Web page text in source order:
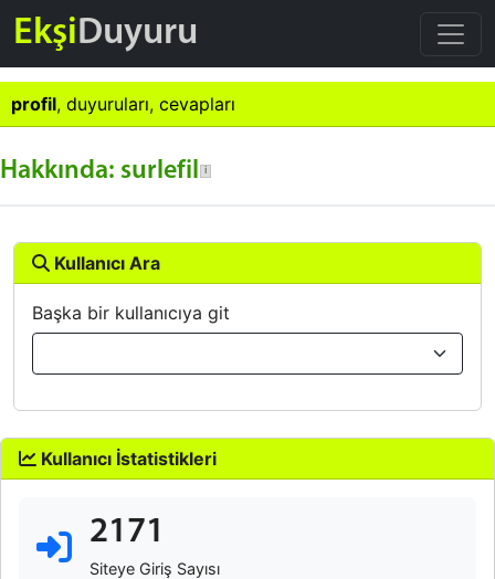
EkşiDuyuru
profil, duyuruları, cevapları
Hakkında: surlefil
Kullanıcı Ara
Başka bir kullanıcıya git
Kullanıcı İstatistikleri
2171
Siteye Giriş Sayısı